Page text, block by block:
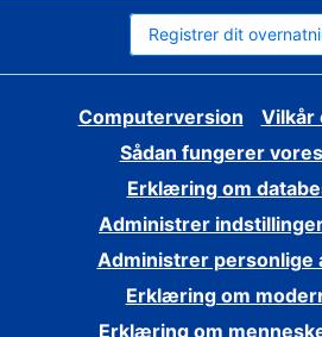
Registrer dit
Computerversion
Vilkår
Sådan fungerer
Erklæring om
Administrer
Administrer personlige
Erklæring om
Erklæring om